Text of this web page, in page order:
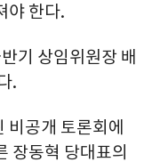
야 한다.
기 상임위원장 배
.
공개 토론회에
장동혁 당대표의